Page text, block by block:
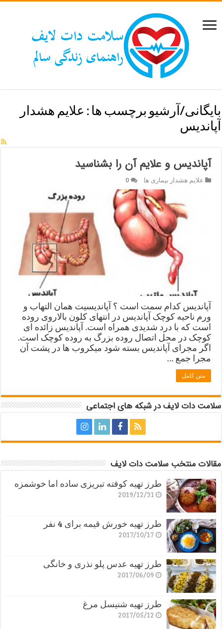
بایگانی/آرشیو برچسب ها : علایم هشدار
آپاندیس
آپاندیس و علایم آن را بشناسید
علایم هشدار بیماری ها 0
آپاندیس کدام سمت است ؟ آپاندیسیت همان التهاب و
ورم ناحیه کوچک آپاندیس در انتهای کلون بالاروی روده
است که با درد شدیدی همراه است. آپاندیس زائده ای
کوچک در محل اتصال روده بزرگ به روده کوچک است.
اگر مجرای آپاندیس بسته شود میکروب ها در پشت آن
مجرا جمع …
متن کامل
سلامت دات لایف در شبکه های اجتماعی
مقالات منتخب سلامت دات لایف
طرز تهیه کوفته تبریزی ساده اما خوشمزه
2019/12/31
طرز تهیه خورش قیمه برای 4 نفر
2017/10/17
طرز تهیه عدس پلو نذری و خانگی
2017/06/09
طرز تهیه شنیسل مرغ
2017/05/12